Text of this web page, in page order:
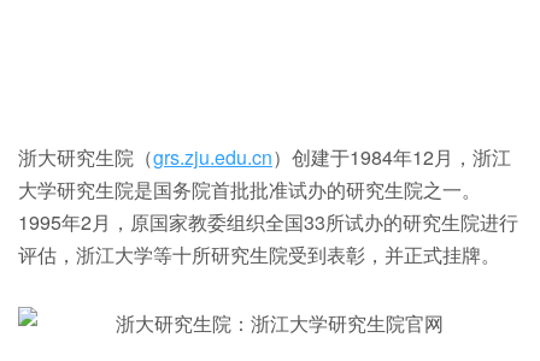
浙大研究生院（grs.zju.edu.cn）创建于1984年12月，浙江
大学研究生院是国务院首批批准试办的研究生院之一。
1995年2月，原国家教委组织全国33所试办的研究生院进行
评估，浙江大学等十所研究生院受到表彰，并正式挂牌。